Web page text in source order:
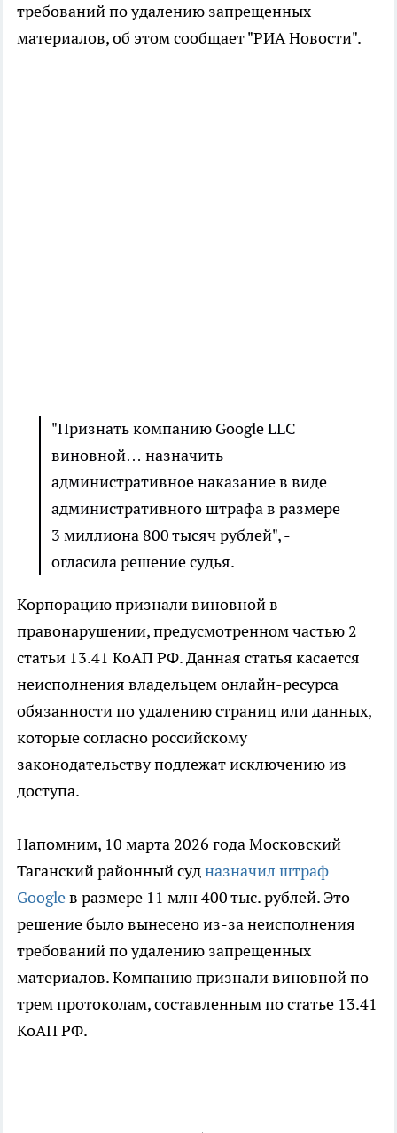
требований по удалению запрещенных
материалов, об этом сообщает "РИА Новости".
"Признать компанию Google LLC
виновной… назначить
административное наказание в виде
административного штрафа в размере
3 миллиона 800 тысяч рублей", -
огласила решение судья.
Корпорацию признали виновной в
правонарушении, предусмотренном частью 2
статьи 13.41 КоАП РФ. Данная статья касается
неисполнения владельцем онлайн-ресурса
обязанности по удалению страниц или данных,
которые согласно российскому
законодательству подлежат исключению из
доступа.
Напомним, 10 марта 2026 года Московский
Таганский районный судназначил штраф
Googleв размере 11 млн 400 тыс. рублей. Это
решение было вынесено из-за неисполнения
требований по удалению запрещенных
материалов. Компанию признали виновной по
трем протоколам, составленным по статье 13.41
КоАП РФ.